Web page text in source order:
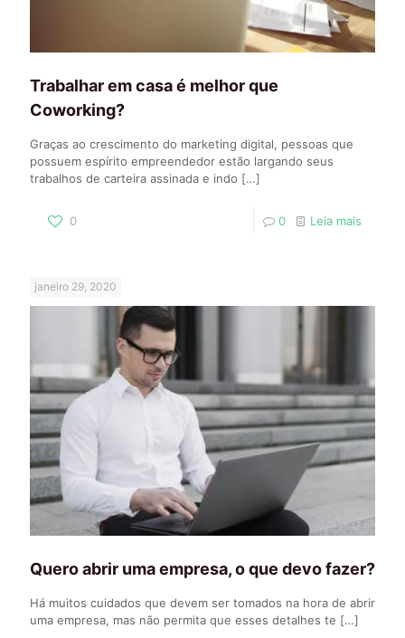
Trabalhar em casa é melhor que
Coworking?
Graças ao crescimento do marketing digital, pessoas que
possuem espírito empreendedor estão largando seus
trabalhos de carteira assinada e indo […]
0 0 Leia mais
janeiro 29, 2020
Quero abrir uma empresa, o que devo fazer?
Há muitos cuidados que devem ser tomados na hora de abrir
uma empresa, mas não permita que esses detalhes te […]